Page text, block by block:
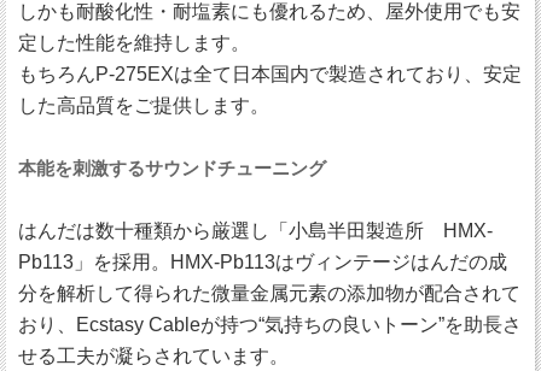
しかも耐酸化性・耐塩素にも優れるため、屋外使用でも安
定した性能を維持します。
もちろんP-275EXは全て日本国内で製造されており、安定
した高品質をご提供します。
本能を刺激するサウンドチューニング
はんだは数十種類から厳選し「小島半田製造所 HMX-
Pb113」を採用。HMX-Pb113はヴィンテージはんだの成
分を解析して得られた微量金属元素の添加物が配合されて
おり、Ecstasy Cableが持つ“気持ちの良いトーン”を助長さ
せる工夫が凝らされています。